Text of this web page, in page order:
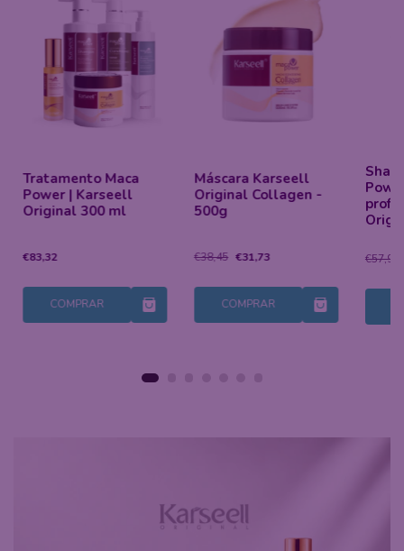
Tratamento Maca
Power | Karseell
Original 300 ml
€83,32
COMPRAR
Máscara Karseell
Original Collagen -
500g
€38,45 €31,73
COMPRAR
€57,92